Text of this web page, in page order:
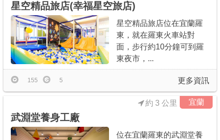
星空精品旅店(幸福星空旅店)
星空精品旅店位在宜蘭羅
東，就在羅東火車站對
面，步行約10分鐘可到羅
東夜市，...
更多資訊
155 5
宜蘭
武淵堂養身工廠
約 3 公里
位在宜蘭羅東的武淵堂養